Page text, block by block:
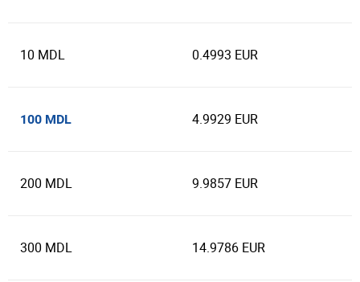
10 MDL 0.4993 EUR
100 MDL 4.9929 EUR
200 MDL 9.9857 EUR
300 MDL 14.9786 EUR